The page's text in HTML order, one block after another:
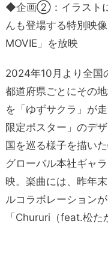
◆企画②：イラストに
んも登場する特別映
MOVIE」を放映
2024年10月より全国
都道府県ごとにその
を「ゆずサクラ」が
限定ポスター」のデ
国を巡る様子を描い
グローバル本社ギャ
映。楽曲には、昨年
ルコラボレーション
「Chururi（feat.松た